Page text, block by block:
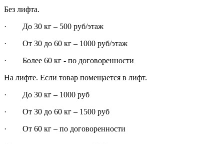
Без лифта.
· До 30 кг – 500 руб/этаж
· От 30 до 60 кг – 1000 руб/этаж
· Более 60 кг - по договоренности
На лифте. Если товар помещается в лифт.
· До 30 кг – 1000 руб
· От 30 до 60 кг – 1500 руб
· От 60 кг – по договоренности